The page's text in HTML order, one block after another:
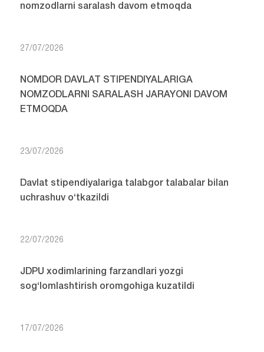
nomzodlarni saralash davom etmoqda
27/07/2026
NOMDOR DAVLAT STIPENDIYALARIGA
NOMZODLARNI SARALASH JARAYONI DAVOM
ETMOQDA
23/07/2026
Davlat stipendiyalariga talabgor talabalar bilan
uchrashuv o‘tkazildi
22/07/2026
JDPU xodimlarining farzandlari yozgi
sog‘lomlashtirish oromgohiga kuzatildi
17/07/2026